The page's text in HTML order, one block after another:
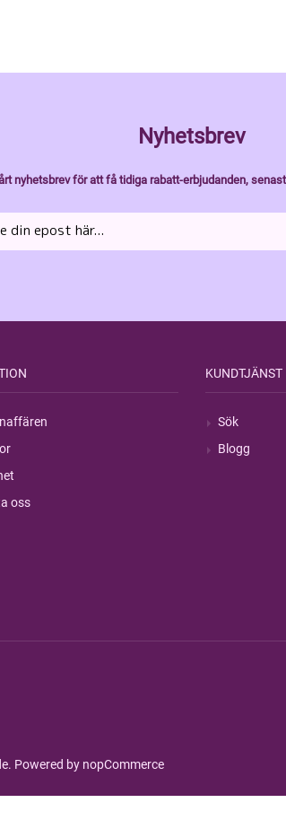
Nyhetsbrev
nyhetsbrev för att få tidiga rabatt-erbjudanden,
oss
KUNDTJÄNST
Sök
Blogg
Powered by nopCommerce